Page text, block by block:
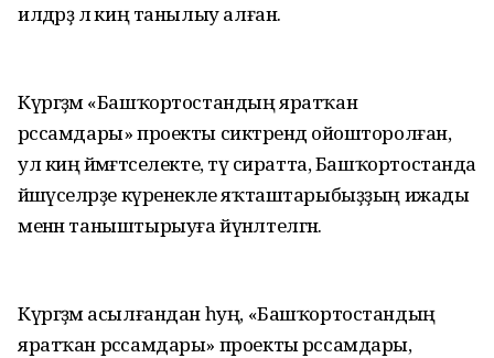
илдәрҙә лә киң танылыу алған.
Күргәҙмә «Башҡортостандың яратҡан
рәссамдары» проекты сиктәрендә ойошторолған,
ул киң йәмәғәтселекте, тәү сиратта, Башҡортостанда
йәшәүселәрҙе күренекле яҡташтарыбыҙҙың ижады
менән таныштырыуға йүнәлтелгән.
Күргәҙмә асылғандан һуң, «Башҡортостандың
яратҡан рәссамдары» проекты рәссамдары,